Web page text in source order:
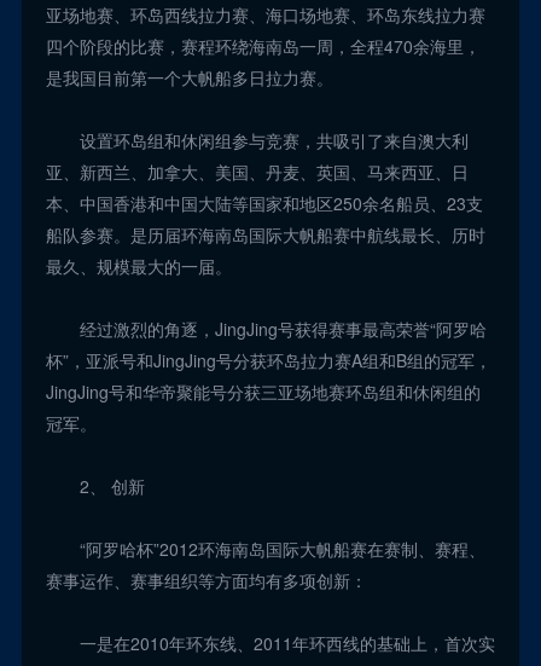
亚场地赛、环岛西线拉力赛、海口场地赛、环岛东线拉力赛
四个阶段的比赛，赛程环绕海南岛一周，全程470余海里，
是我国目前第一个大帆船多日拉力赛。
设置环岛组和休闲组参与竞赛，共吸引了来自澳大利
亚、新西兰、加拿大、美国、丹麦、英国、马来西亚、日
本、中国香港和中国大陆等国家和地区250余名船员、23支
船队参赛。是历届环海南岛国际大帆船赛中航线最长、历时
最久、规模最大的一届。
经过激烈的角逐，JingJing号获得赛事最高荣誉“阿罗哈
杯”，亚派号和JingJing号分获环岛拉力赛A组和B组的冠军，
JingJing号和华帝聚能号分获三亚场地赛环岛组和休闲组的
冠军。
2、 创新
“阿罗哈杯”2012环海南岛国际大帆船赛在赛制、赛程、
赛事运作、赛事组织等方面均有多项创新：
一是在2010年环东线、2011年环西线的基础上，首次实